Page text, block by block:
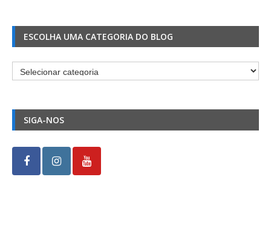
ESCOLHA UMA CATEGORIA DO BLOG
Escolha
uma
do
Blog
SIGA-NOS